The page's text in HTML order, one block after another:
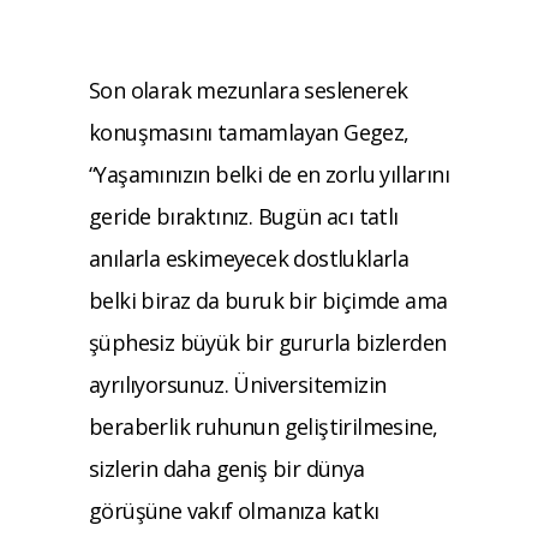
Son olarak mezunlara seslenerek
konuşmasını tamamlayan Gegez,
“Yaşamınızın belki de en zorlu yıllarını
geride bıraktınız. Bugün acı tatlı
anılarla eskimeyecek dostluklarla
belki biraz da buruk bir biçimde ama
şüphesiz büyük bir gururla bizlerden
ayrılıyorsunuz. Üniversitemizin
beraberlik ruhunun geliştirilmesine,
sizlerin daha geniş bir dünya
görüşüne vakıf olmanıza katkı